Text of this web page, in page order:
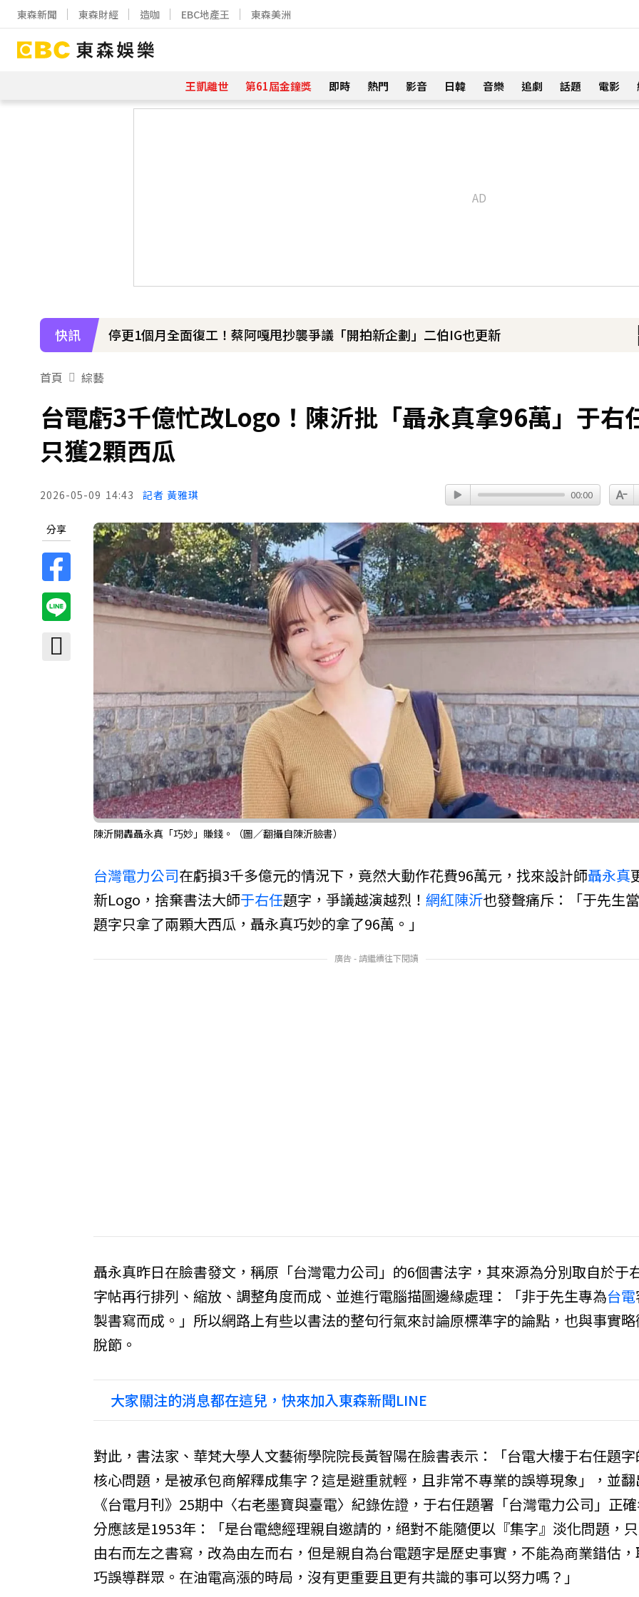
東森新聞 東森財經 造咖 EBC地產王 東森美洲
王凱離世 第61屆金鐘獎 即時 熱門 影音 日韓 音樂 追劇 話題 電影
快訊
停更1個月全面復工！蔡阿嘎甩抄襲爭議「開拍新企劃」二伯IG也更新
下載東森App，隨時掌握天下大小事！
遭前夫割頸脅迫！「兇版李毓芬」陷養套殺慘賠2000萬 2度遇感情詐騙
首頁 綜藝
台電虧3千億忙改Logo！陳沂批「聶永真拿96萬」于右
只獲2顆西瓜
2026-05-09 14:43 記者 黃雅琪 00:00
分享
陳沂開轟聶永真「巧妙」賺錢。（圖／翻攝自陳沂臉書）
台灣電力公司在虧損3千多億元的情況下，竟然大動作花費96萬元，找來設計師聶永真
新Logo，捨棄書法大師于右任題字，爭議越演越烈！ 網紅陳沂也發聲痛斥：「于先生
題字只拿了兩顆大西瓜，聶永真巧妙的拿了96萬。」
廣告 - 請繼續往下閱讀
聶永真昨日在臉書發文，稱原「台灣電力公司」的6個書法字，其來源為分別取自於于
字帖再行排列、縮放、調整角度而成、並進行電腦描圖邊緣處理：「非于先生專為台電
製書寫而成。」所以網路上有些以書法的整句行氣來討論原標準字的論點，也與事實
脫節。
大家關注的消息都在這兒，快來加入東森新聞LINE
對此，書法家、華梵大學人文藝術學院院長黃智陽在臉書表示：「台電大樓于右任題
核心問題，是被承包商解釋成集字？這是避重就輕，且非常不專業的誤導現象」，並
《台電月刊》25期中〈右老墨寶與臺電〉紀錄佐證，于右任題署「台灣電力公司」正
分應該是1953年：「是台電總經理親自邀請的，絕對不能隨便以『集字』淡化問題，
由右而左之書寫，改為由左而右，但是親自為台電題字是歷史事實，不能為商業錯估
巧誤導群眾。在油電高漲的時局，沒有更重要且更有共識的事可以努力嗎？」